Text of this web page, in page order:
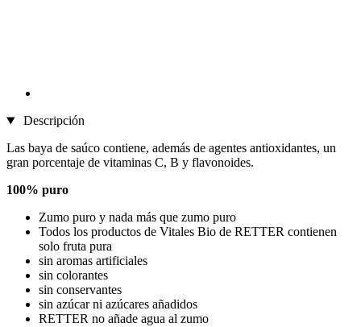
Descripción
Las baya de saúco contiene, además de agentes antioxidantes, un
gran porcentaje de vitaminas C, B y flavonoides.
100% puro
Zumo puro y nada más que zumo puro
Todos los productos de Vitales Bio de RETTER contienen
solo fruta pura
sin aromas artificiales
sin colorantes
sin conservantes
sin azúcar ni azúcares añadidos
RETTER no añade agua al zumo